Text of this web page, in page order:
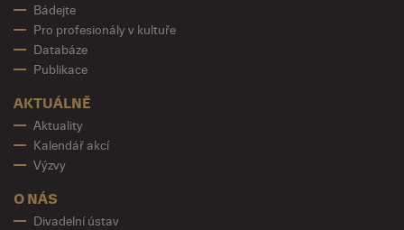
Bádejte
Pro profesionály v kultuře
Databáze
Publikace
AKTUÁLNĚ
Aktuality
Kalendář akcí
Výzvy
O NÁS
Divadelní ústav